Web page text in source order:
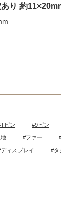
り 約
ピン #9ピン
#ファー
ィスプレイ #タ